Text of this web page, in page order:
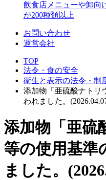
飲食店メニューや卸向
が200種類以上
お問い合わせ
運営会社
TOP
法令・食の安全
衛生と表示の法令・制
添加物「亜硫酸ナトリ
われました。
添加物「亜硫
等の使用基準
ました。